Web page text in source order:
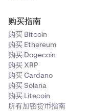
全套原生交易所订单类型
订单属性
仅限市价和限价订单类型
可用）
完整集合，包括只挂单、
购买指南
购买 Bitcoin
购买 Ethereum
购买 Dogecoin
购买 XRP
购买 Cardano
购买 Solana
购买 Litecoin
所有加密货币指南